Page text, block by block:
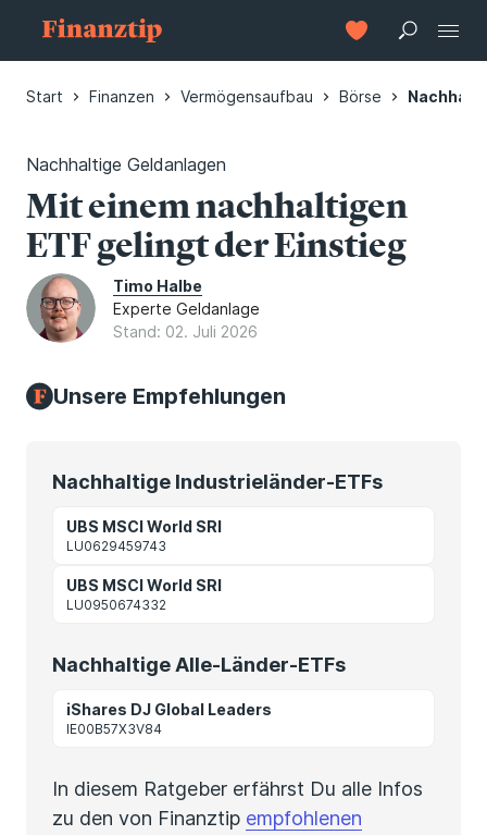
Start Finanzen Vermögensaufbau Börse
Nachhaltige Geldanlagen
Mit einem nachhaltigen
ETF gelingt der Einstieg
Timo Halbe
Experte Geldanlage
Stand: 02. Juli 2026
Unsere Empfehlungen
Nachhaltige Industrieländer-ETFs
UBS MSCI World SRI
LU0629459743
UBS MSCI World SRI
LU0950674332
Nachhaltige Alle-Länder-ETFs
iShares DJ Global Leaders
IE00B57X3V84
In diesem Ratgeber erfährst Du alle Infos
zu den von Finanztip empfohlenen